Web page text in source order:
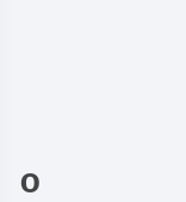
О